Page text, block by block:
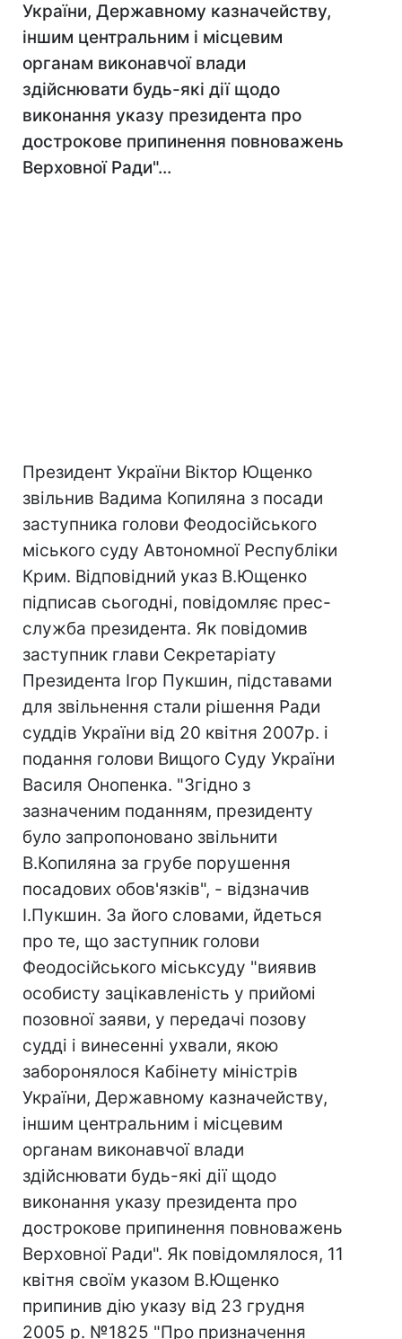
України, Державному казначейству,
іншим центральним і місцевим
органам виконавчої влади
здійснювати будь-які дії щодо
виконання указу президента про
дострокове припинення повноважень
Верховної Ради"...
Президент України Віктор Ющенко
звільнив Вадима Копиляна з посади
заступника голови Феодосійського
міського суду Автономної Республіки
Крим. Відповідний указ В.Ющенко
підписав сьогодні, повідомляє прес-
служба президента. Як повідомив
заступник глави Секретаріату
Президента Ігор Пукшин, підставами
для звільнення стали рішення Ради
суддів України від 20 квітня 2007р. і
подання голови Вищого Суду України
Василя Онопенка. "Згідно з
зазначеним поданням, президенту
було запропоновано звільнити
В.Копиляна за грубе порушення
посадових обов'язків", - відзначив
І.Пукшин. За його словами, йдеться
про те, що заступник голови
Феодосійського міськсуду "виявив
особисту зацікавленість у прийомі
позовної заяви, у передачі позову
судді і винесенні ухвали, якою
заборонялося Кабінету міністрів
України, Державному казначейству,
іншим центральним і місцевим
органам виконавчої влади
здійснювати будь-які дії щодо
виконання указу президента про
дострокове припинення повноважень
Верховної Ради". Як повідомлялося, 11
квітня своїм указом В.Ющенко
припинив дію указу від 23 грудня
2005 р. №1825 "Про призначення